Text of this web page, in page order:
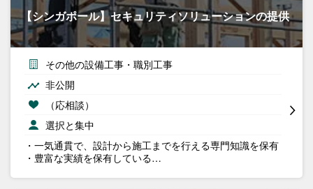
【シンガポール】セキュリティソリューションの提供
その他の設備工事・職別工事
非公開
（応相談）
選択と集中
・一気通貫で、設計から施工までを行える専門知識を保有
・豊富な実績を保有している…